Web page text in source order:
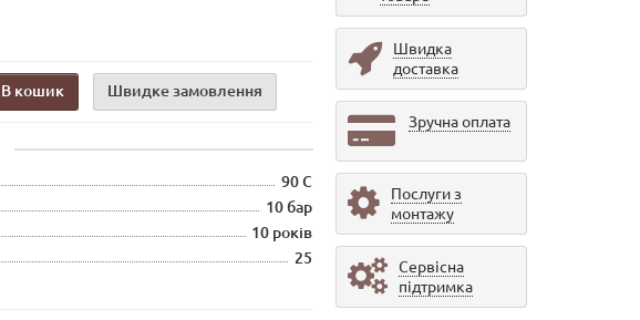
В кошик Швидке замовлення
90 С
10 бар
10 років
25
Швидка
доставка
Зручна оплата
Послуги з
монтажу
Сервісна
підтримка